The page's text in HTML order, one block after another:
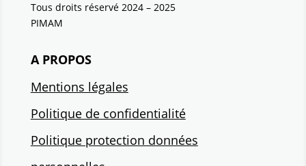
Tous droits réservé 2024 – 2025
PIMAM
A PROPOS
Mentions légales
Politique de confidentialité
Politique protection données